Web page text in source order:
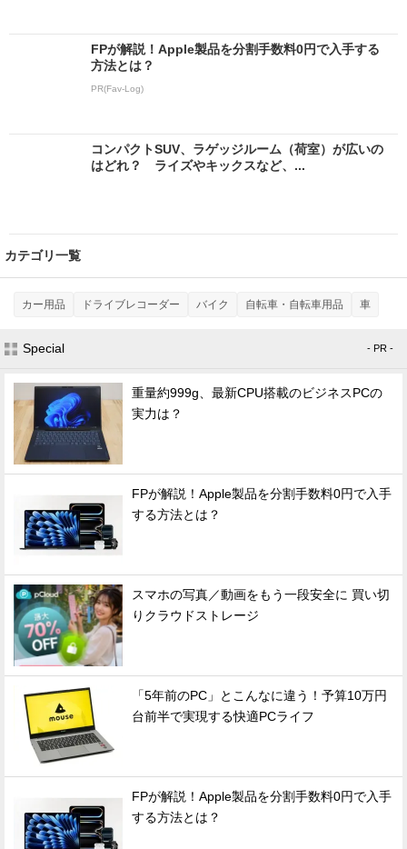
FPが解説！Apple製品を分割手数料0円で入手する
方法とは？
PR(Fav-Log)
コンパクトSUV、ラゲッジルーム（荷室）が広いの
はどれ？ ライズやキックスなど、...
カテゴリ一覧
カー用品 ドライブレコーダー バイク 自転車・自転車用品 車
Special - PR -
重量約999g、最新CPU搭載のビジネスPCの
実力は？
FPが解説！Apple製品を分割手数料0円で入手
する方法とは？
スマホの写真／動画をもう一段安全に 買い切
りクラウドストレージ
「5年前のPC」とこんなに違う！予算10万円
台前半で実現する快適PCライフ
FPが解説！Apple製品を分割手数料0円で入手
する方法とは？